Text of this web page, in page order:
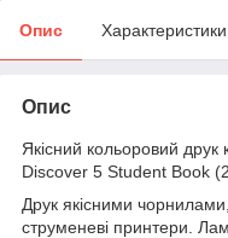
Опис Характеристики
Опис
Якісний кольоровий друк
Discover 5 Student Book
Друк якісними
струменеві принтери.